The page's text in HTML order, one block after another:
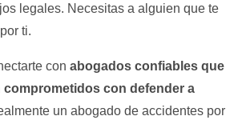
legales. Necesitas a alguien que te
ti.
con abogados confiables que
con defender a
un abogado de accidentes por